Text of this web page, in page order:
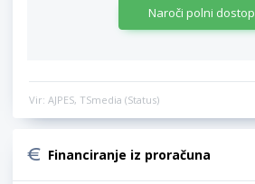
Naroči polni dostop
Vir: AJPES, TSmedia (Status)
Financiranje iz proračuna